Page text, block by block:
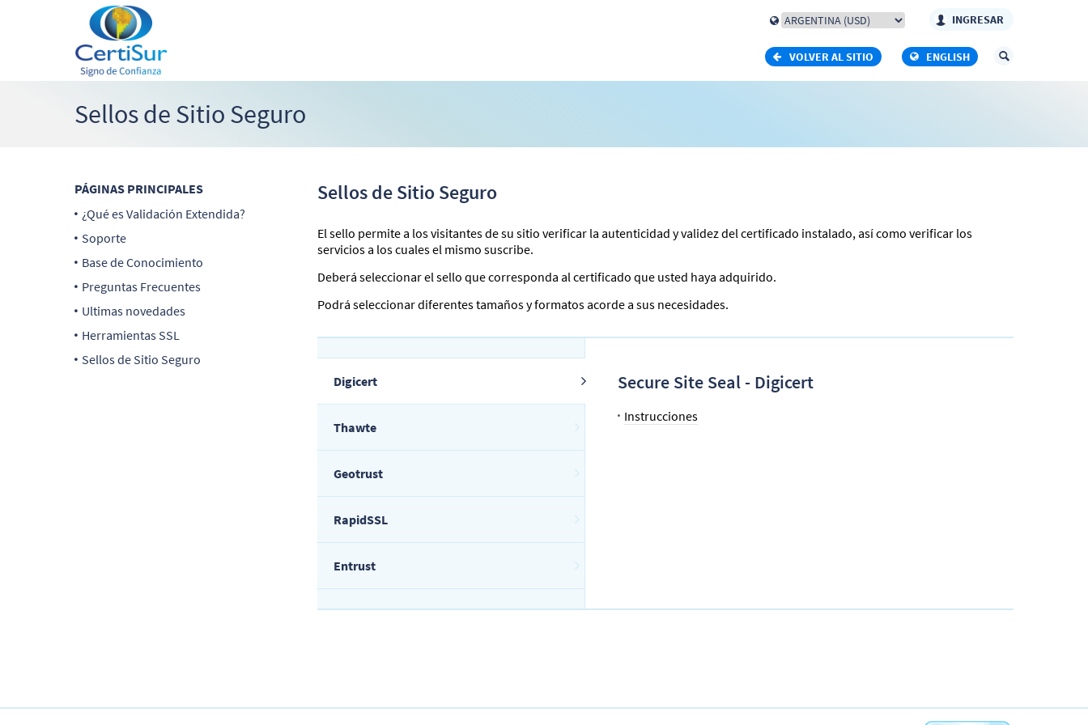
INGRESAR
VOLVER AL SITIO ENGLISH
Sellos de Sitio Seguro
PÁGINAS PRINCIPALES
¿Qué es Validación Extendida?
Soporte
Base de Conocimiento
Preguntas Frecuentes
Ultimas novedades
Herramientas SSL
Sellos de Sitio Seguro
Sellos de Sitio Seguro
El sello permite a los visitantes de su sitio verificar la autenticidad y validez del certificado instalado, así como verificar los
servicios a los cuales el mismo suscribe.
Deberá seleccionar el sello que corresponda al certificado que usted haya adquirido.
Podrá seleccionar diferentes tamaños y formatos acorde a sus necesidades.
Digicert
Thawte
Geotrust
RapidSSL
Entrust
Secure Site Seal - Digicert
Instrucciones